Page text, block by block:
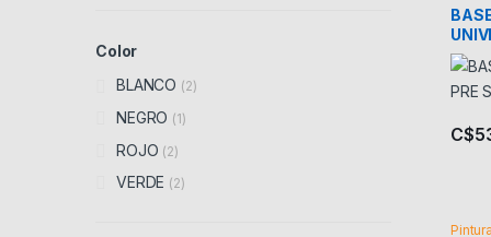
C$
Color
BLANCO (2)
NEGRO (1)
ROJO (2)
VERDE (2)